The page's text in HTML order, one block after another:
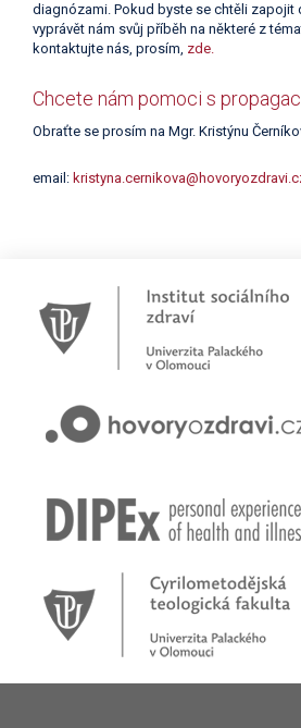
diagnózami. Pokud byste se chtěli zapojit
vyprávět nám svůj příběh na některé z
kontaktujte nás, prosím, zde.
Chcete nám pomoci s
Obraťte se prosím na Mgr. Kristýnu
email: